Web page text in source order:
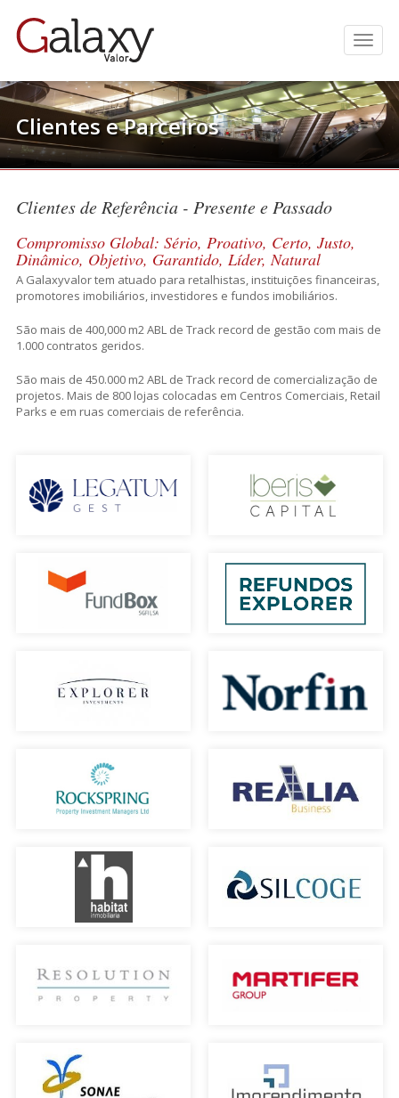
Clientes e Parceiros.
Clientes de Referência - Presente e Passado
Compromisso Global: Sério, Proativo, Certo, Justo,
Dinâmico, Objetivo, Garantido, Líder, Natural
A Galaxyvalor tem atuado para retalhistas, instituições financeiras,
promotores imobiliários, investidores e fundos imobiliários.
São mais de 400,000 m2 ABL de Track record de gestão com mais de
1.000 contratos geridos.
São mais de 450.000 m2 ABL de Track record de comercialização de
projetos. Mais de 800 lojas colocadas em Centros Comerciais, Retail
Parks e em ruas comerciais de referência.